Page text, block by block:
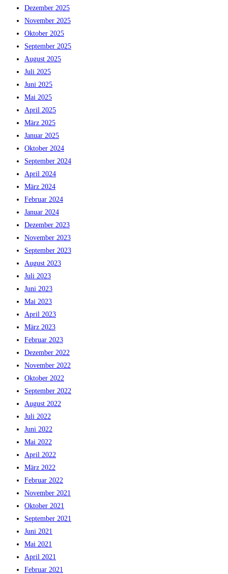
Dezember 2025
November 2025
Oktober 2025
September 2025
August 2025
Juli 2025
Juni 2025
Mai 2025
April 2025
März 2025
Januar 2025
Oktober 2024
September 2024
April 2024
März 2024
Februar 2024
Januar 2024
Dezember 2023
November 2023
September 2023
August 2023
Juli 2023
Juni 2023
Mai 2023
April 2023
März 2023
Februar 2023
Dezember 2022
November 2022
Oktober 2022
September 2022
August 2022
Juli 2022
Juni 2022
Mai 2022
April 2022
März 2022
Februar 2022
November 2021
Oktober 2021
September 2021
Juni 2021
Mai 2021
April 2021
Februar 2021